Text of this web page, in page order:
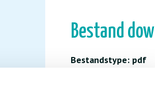
Bestand
Bestandstype: pdf